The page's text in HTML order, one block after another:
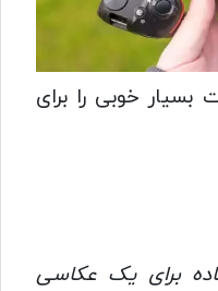
خوبی را برای
برای یک عکاسی